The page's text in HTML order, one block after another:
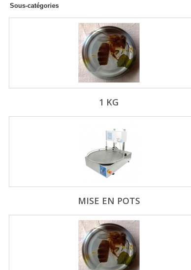
Sous-catégories
1 KG
MISE EN POTS